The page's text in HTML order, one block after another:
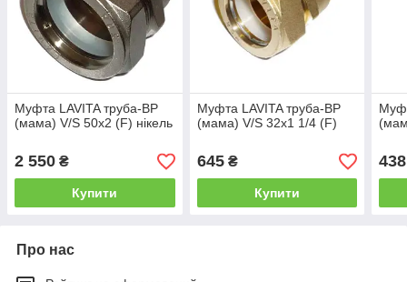
Муфта LAVITA труба-ВР
(мама) V/S 50x2 (F) нікель
2 550 ₴
Купити
Муфта LAVITA труба-ВР
(мама) V/S 32x1 1/4 (F)
645₴
Купити
438
Про нас